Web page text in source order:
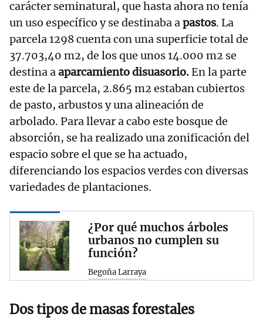
carácter seminatural, que hasta ahora no tenía
un uso específico y se destinaba apastos. La
parcela 1298 cuenta con una superficie total de
37.703,40 m2, de los que unos 14.000 m2 se
destina aaparcamiento disuasorio.En la parte
este de la parcela, 2.865 m2 estaban cubiertos
de pasto, arbustos y una alineación de
arbolado. Para llevar a cabo este bosque de
absorción, se ha realizado una zonificación del
espacio sobre el que se ha actuado,
diferenciando los espacios verdes con diversas
variedades de plantaciones.
¿Por qué muchos árboles
urbanos no cumplen su
función?
Begoña Larraya
Dos tipos de masas forestales